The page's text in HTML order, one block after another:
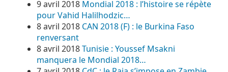
9 avril 2018 Mondial 2018 : l’histoire se répète
pour Vahid Halilhodzic…
8 avril 2018 CAN 2018 (F) : le Burkina Faso
renversant
8 avril 2018Tunisie : Youssef Msakni
manquera le Mondial 2018…